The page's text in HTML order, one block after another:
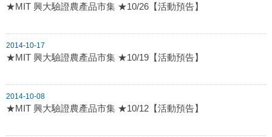
★MIT 興大驗證農產品市集 ★10/26【活動預告】
2014-10-17
★MIT 興大驗證農產品市集 ★10/19【活動預告】
2014-10-08
★MIT 興大驗證農產品市集 ★10/12【活動預告】